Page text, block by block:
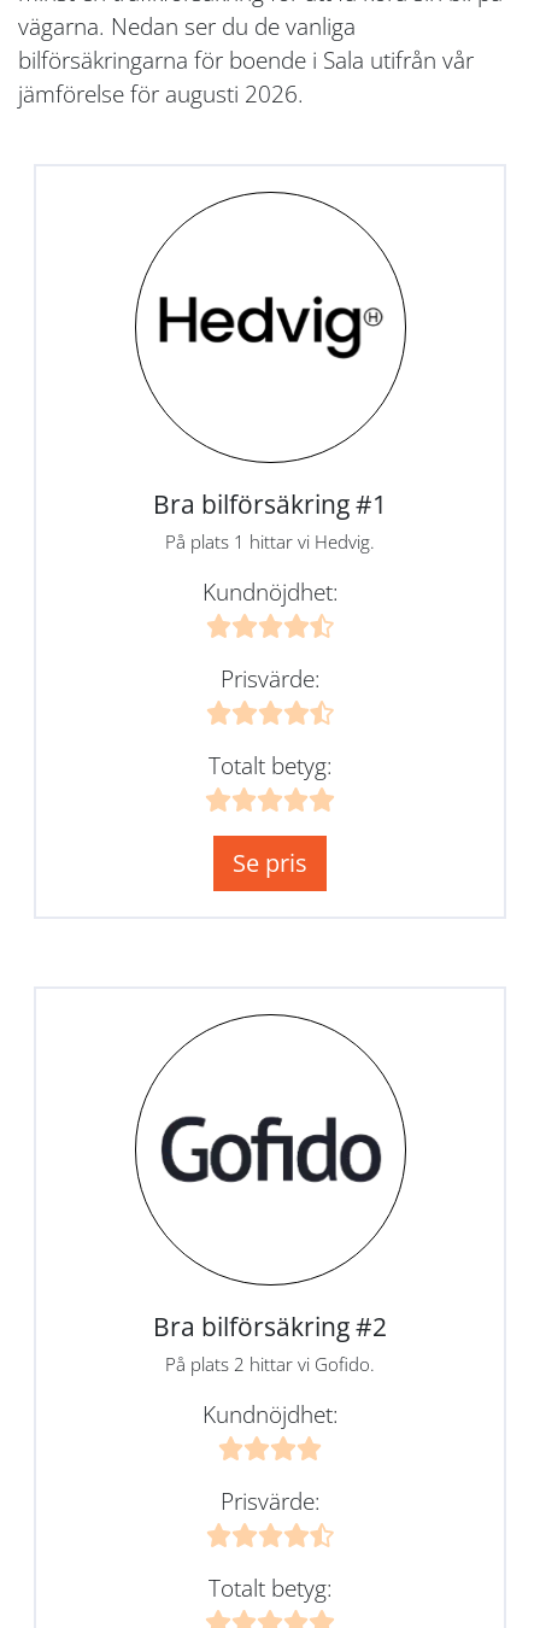
vägarna. Nedan ser du de vanliga
bilförsäkringarna för boende i Sala utifrån vår
jämförelse för augusti 2026.
Bra bilförsäkring #1
På plats 1 hittar vi Hedvig.
Kundnöjdhet:
Prisvärde:
Totalt betyg:
Se pris
Bra bilförsäkring #2
På plats 2 hittar vi Gofido.
Kundnöjdhet:
Prisvärde:
Totalt betyg: